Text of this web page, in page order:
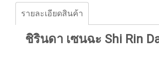
รายละเอียดสินค้า
ชิรินดา เซนฉะ Shi Rin